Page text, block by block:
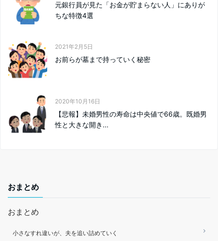
元銀行員が見た「お金が貯まらない人」にありが
ちな特徴4選
2021年2月5日
お前らが墓まで持っていく秘密
2020年10月16日
【悲報】未婚男性の寿命は中央値で66歳。既婚男
性と大きな開き...
おまとめ
おまとめ
小さなすれ違いが、夫を追い詰めていく